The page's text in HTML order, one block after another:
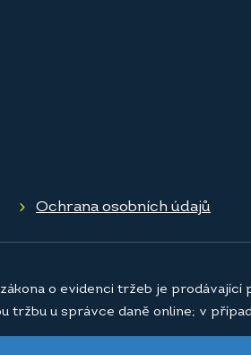
Ochrana osobních údajů
o evidenci tržeb je
tržbu u správce daně online; v